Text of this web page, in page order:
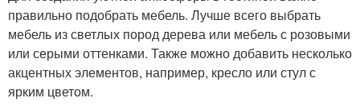
правильно подобрать мебель. Лучше всего выбрать
мебель из светлых пород дерева или мебель с розовыми
или серыми оттенками. Также можно добавить несколько
акцентных элементов, например, кресло или стул с
ярким цветом.